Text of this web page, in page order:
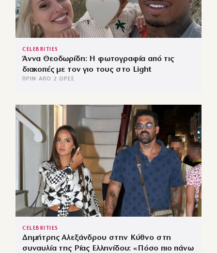
CELEBRITIES
Άννα Θεοδωρίδη: Η φωτογραφία από τις
διακοπές με τον γιο τους στο Light
ΠΡΙΝ ΑΠΌ 2 ΏΡΕΣ
CELEBRITIES
Δημήτρης Αλεξάνδρου στην Κύθνο στη
συναυλία της Ρίας Ελληνίδου: «Πόσο πιο πάνω